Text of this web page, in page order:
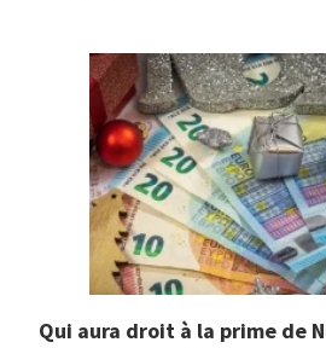
Qui aura droit à la prime de